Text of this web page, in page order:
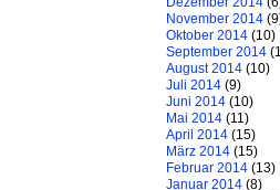
November 2014
Oktober 2014 (10)
September 2014
August 2014 (10)
Juli 2014 (9)
Juni 2014 (10)
Mai 2014 (11)
April 2014 (15)
März 2014 (15)
Februar 2014 (13)
Januar 2014 (8)